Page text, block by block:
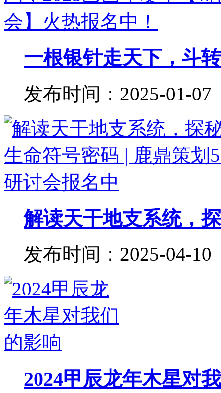
一根银针走天下，斗
发布时间：2025-01-07
解读天干地支系统，
发布时间：2025-04-10
2024甲辰龙年木星对